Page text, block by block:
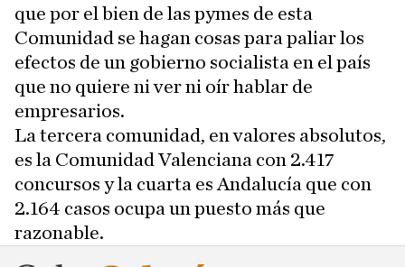
que por el bien de las pymes de esta
Comunidad se hagan cosas para paliar los
efectos de un gobierno socialista en el país
que no quiere ni ver ni oír hablar de
empresarios.
La tercera comunidad, en valores absolutos,
es la Comunidad Valenciana con 2.417
concursos y la cuarta es Andalucía que con
2.164 casos ocupa un puesto más que
razonable.